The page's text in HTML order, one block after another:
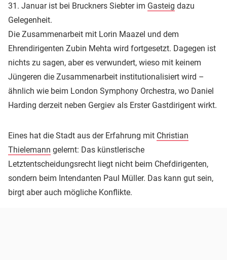
31. Januar ist bei Bruckners Siebter im Gasteig dazu
Gelegenheit.
Die Zusammenarbeit mit Lorin Maazel und dem
Ehrendirigenten Zubin Mehta wird fortgesetzt. Dagegen ist
nichts zu sagen, aber es verwundert, wieso mit keinem
Jüngeren die Zusammenarbeit institutionalisiert wird –
ähnlich wie beim London Symphony Orchestra, wo Daniel
Harding derzeit neben Gergiev als Erster Gastdirigent wirkt.
Eines hat die Stadt aus der Erfahrung mit Christian
Thielemann gelernt: Das künstlerische
Letztentscheidungsrecht liegt nicht beim Chefdirigenten,
sondern beim Intendanten Paul Müller. Das kann gut sein,
birgt aber auch mögliche Konflikte.